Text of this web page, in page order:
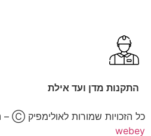
התקנות מדן ועד אילת
כל הזכויות שמורות לאולימפיק Ⓒ – האתר נבנה ועוצב ע”י
webey